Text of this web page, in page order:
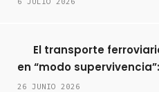
El transporte
en “modo
26 JUNIO 2026